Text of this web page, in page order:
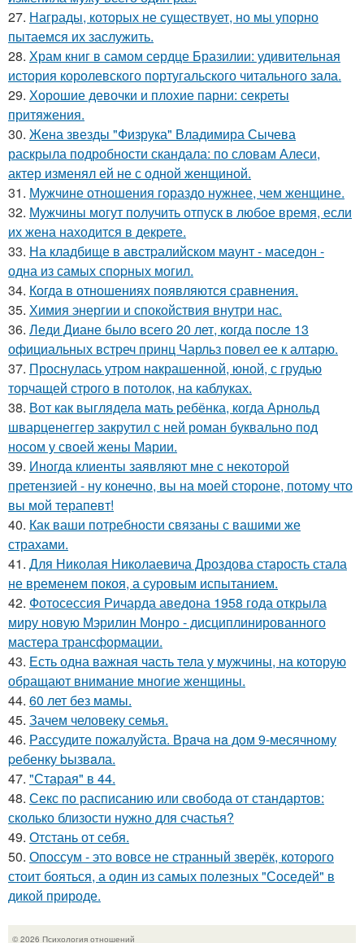
27. Награды, которых не существует, но мы упорно
пытаемся их заслужить.
28. Храм книг в самом сердце Бразилии: удивительная
история королевского португальского читального зала.
29. Хорошие девочки и плохие парни: секреты
притяжения.
30. Жена звезды "Физрука" Владимира Сычева
раскрыла подробности скандала: по словам Алеси,
актер изменял ей не с одной женщиной.
31. Мужчине отношения гораздо нужнее, чем женщине.
32. Мужчины могут получить отпуск в любое время, если
их жена находится в декрете.
33. На кладбище в австpалийском маунт - маседон -
одна из самых спopных могил.
34. Когда в отношениях появляются сравнения.
35. Химия энергии и спокойствия внутри нас.
36. Леди Диане было всего 20 лет, когда после 13
официальных встреч принц Чарльз повел ее к алтарю.
37. Проснулась утром накрашенной, юной, с грудью
торчащей строго в потолок, на каблуках.
38. Вот как выглядела мать ребёнка, когда Арнольд
шварценеггер закрутил с ней роман буквально под
носом у своей жены Марии.
39. Иногда клиенты заявляют мне с некоторой
претензией - ну конечно, вы на моей стороне, потому что
вы мой терапевт!
40. Как ваши потребности связаны с вашими же
страхами.
41. Для Николая Николаевича Дроздова старость стала
не временем покоя, а суровым испытанием.
42. Фотосессия Ричарда аведона 1958 года открыла
миру новую Мэрилин Монро - дисциплинированного
мастера трансформации.
43. Есть одна важная часть тела у мужчины, на которую
обращают внимание многие женщины.
44. 60 лет без мамы.
45. Зачем человеку семья.
46. Рaссудите пожалуйста. Врaчa нa дoм 9-месячнoму
pебенку bызвaла.
47. "Старая" в 44.
48. Секс по расписанию или свобода от стандартов:
сколько близости нужно для счастья?
49. Отстань от себя.
50. Опоссум - это вовсе не странный зверёк, которого
стоит бояться, а один из самых полезных "Соседей" в
дикой природе.
© 2026 Психология отношений